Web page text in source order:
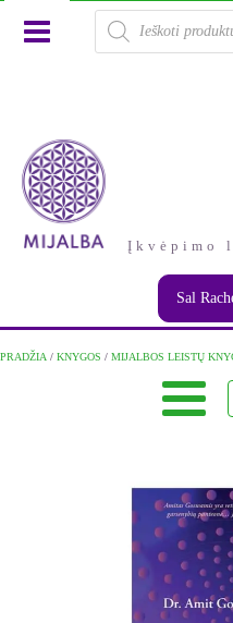
Products
search
Įkvėpimo
Sal
PRADŽIA / KNYGOS / MIJALBOS LEISTŲ